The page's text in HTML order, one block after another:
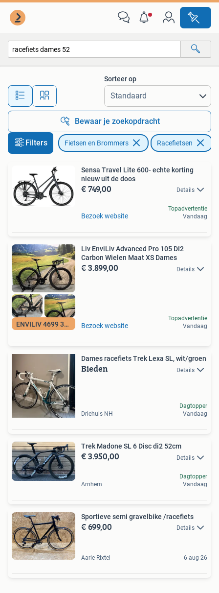
Alle afstanden…
Sorteer op
Bewaar je zoekopdracht
Filters Fietsen en Brommers Racefietsen
Sensa Travel Lite 600- echte korting
nieuw uit de doos
€ 749,00 Details
Bezoek website
Topadvertentie
Vandaag
ENVILIV 4699 3899
Liv EnviLiv Advanced Pro 105 DI2
Carbon Wielen Maat XS Dames
€ 3.899,00 Details
Bezoek website
Topadvertentie
Vandaag
Dames racefiets Trek Lexa SL, wit/groen
Bieden Details
Driehuis NH
Dagtopper
Vandaag
Trek Madone SL 6 Disc di2 52cm
€ 3.950,00 Details
Arnhem
Dagtopper
Vandaag
Sportieve semi gravelbike /racefiets
€ 699,00 Details
Aarle-Rixtel 6 aug 26